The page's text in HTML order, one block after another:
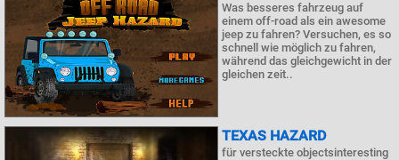
Was besseres fahrzeug auf
einem off-road als ein awesome
jeep zu fahren? Versuchen, es so
schnell wie möglich zu fahren,
während das gleichgewicht in der
gleichen zeit..
TEXAS HAZARD
für versteckte objectsinteresting